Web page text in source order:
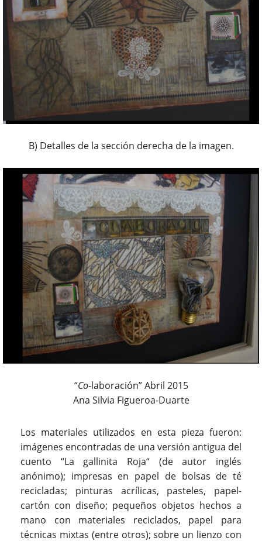
B) Detalles de la sección derecha de la imagen.
“Co-laboración” Abril 2015
Ana Silvia Figueroa-Duarte
Los materiales utilizados en esta pieza fueron:
imágenes encontradas de una versión antigua del
cuento “La gallinita Roja“ (de autor inglés
anónimo); impresas en papel de bolsas de té
recicladas; pinturas acrílicas, pasteles, papel-
cartón con diseño; pequeños objetos hechos a
mano con materiales reciclados, papel para
técnicas mixtas (entre otros); sobre un lienzo con